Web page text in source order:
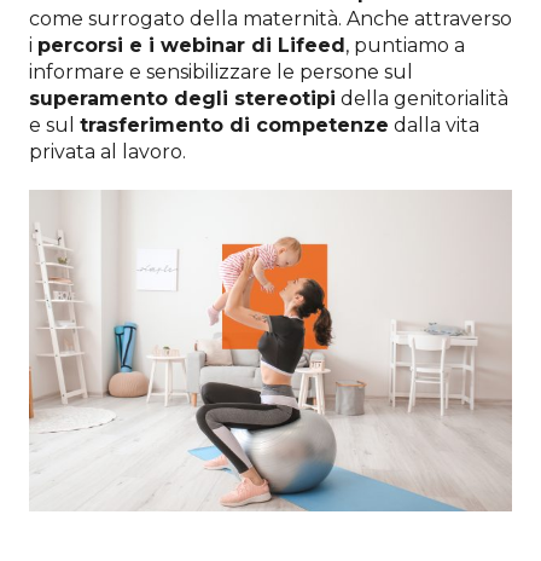
come surrogato della maternità. Anche attraverso
i percorsi e i webinar di Lifeed, puntiamo a
informare e sensibilizzare le persone sul
superamento degli stereotipi della genitorialità
e sul trasferimento di competenze dalla vita
privata al lavoro.